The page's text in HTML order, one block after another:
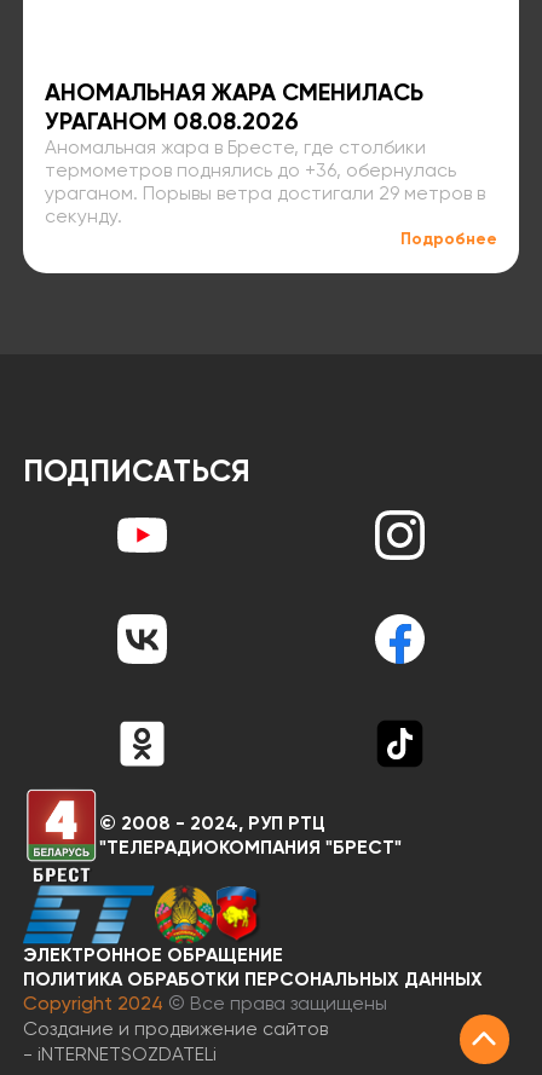
RUBY
АНОМАЛЬНАЯ ЖАРА СМЕНИЛАСЬ
УРАГАНОМ 08.08.2026
Аномальная жара в Бресте, где столбики
термометров поднялись до +36, обернулась
ураганом. Порывы ветра достигали 29 метров в
секунду.
Подробнее
ПОДПИСАТЬСЯ
© 2008 - 2024, РУП РТЦ
"ТЕЛЕРАДИОКОМПАНИЯ "БРЕСТ"
ПОЛИТИКА ОБРАБОТКИ ПЕРСОНАЛЬНЫХ ДАННЫХ
ЭЛЕКТРОННОЕ ОБРАЩЕНИЕ
Copyright 2024 © Все права защищены
Создание и продвижение сайтов
- iNTERNET SOZDATELi